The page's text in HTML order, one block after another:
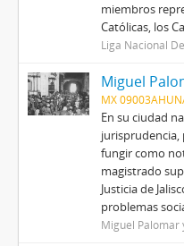
miembros
Católicas, los
Liga Nacional
Miguel
MX
En su ciudad
jurisprudencia,
fungir como
magistrado
Justicia de
problemas
Miguel Palomar